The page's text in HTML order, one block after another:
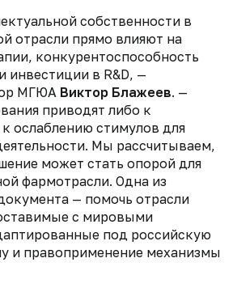
собственности в
отрасли прямо влияют на
конкурентоспособность
инвестиции в R&D, —
МГЮА Виктор Блажеев. —
приводят либо к
ослаблению стимулов для
Мы рассчитываем,
может стать опорой для
фармотрасли. Одна из
— помочь отрасли
с мировыми
под российскую
и правоприменение механизмы